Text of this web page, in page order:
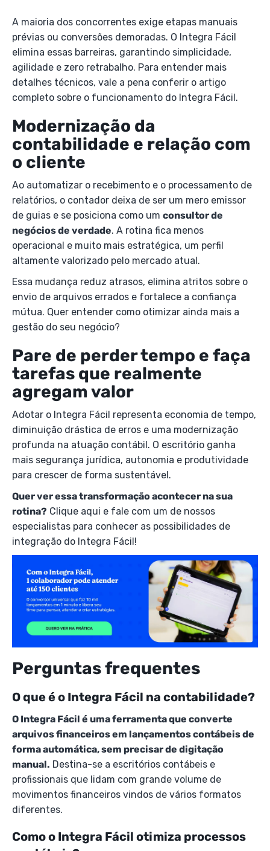
A maioria dos concorrentes exige etapas manuais
prévias ou conversões demoradas. O Integra Fácil
elimina essas barreiras, garantindo simplicidade,
agilidade e zero retrabalho. Para entender mais
detalhes técnicos, vale a pena conferir o artigo
completo sobre o funcionamento do Integra Fácil.
Modernização da
contabilidade e relação com
o cliente
Ao automatizar o recebimento e o processamento de
relatórios, o contador deixa de ser um mero emissor
de guias e se posiciona como um consultor de
negócios de verdade. A rotina fica menos
operacional e muito mais estratégica, um perfil
altamente valorizado pelo mercado atual.
Essa mudança reduz atrasos, elimina atritos sobre o
envio de arquivos errados e fortalece a confiança
mútua. Quer entender como otimizar ainda mais a
gestão do seu negócio?
Pare de perder tempo e faça
tarefas que realmente
agregam valor
Adotar o Integra Fácil representa economia de tempo,
diminuição drástica de erros e uma modernização
profunda na atuação contábil. O escritório ganha
mais segurança jurídica, autonomia e produtividade
para crescer de forma sustentável.
Quer ver essa transformação acontecer na sua
rotina? Clique aqui e fale com um de nossos
especialistas para conhecer as possibilidades de
integração do Integra Fácil!
Perguntas frequentes
O que é o Integra Fácil na contabilidade?
O Integra Fácil é uma ferramenta que converte
arquivos financeiros em lançamentos contábeis de
forma automática, sem precisar de digitação
manual. Destina-se a escritórios contábeis e
profissionais que lidam com grande volume de
movimentos financeiros vindos de vários formatos
diferentes.
Como o Integra Fácil otimiza processos